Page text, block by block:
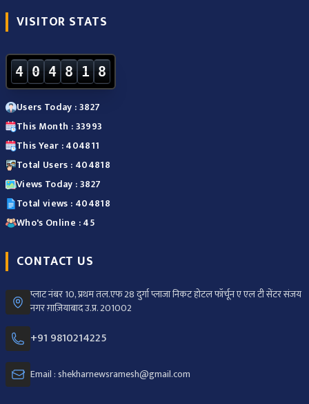
VISITOR STATS
4 0 4 8 1 8
Users Today : 3827
This Month : 33993
This Year : 404811
Total Users : 404818
Views Today : 3827
Total views : 404818
Who's Online : 45
CONTACT US
प्लाट नंबर 10, प्रथम तल.एफ 28 दुर्गा प्लाजा निकट होटल फॉर्चून ए एल टी सेंटर संजय
नगर ग़ाज़ियाबाद उ.प्र. 201002
+91 9810214225
Email : shekharnewsramesh@gmail.com